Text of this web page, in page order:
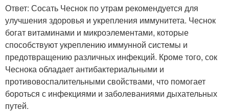
Ответ: Сосать Чеснок по утрам рекомендуется для
улучшения здоровья и укрепления иммунитета. Чеснок
богат витаминами и микроэлементами, которые
способствуют укреплению иммунной системы и
предотвращению различных инфекций. Кроме того, сок
Чеснока обладает антибактериальными и
противовоспалительными свойствами, что помогает
бороться с инфекциями и заболеваниями дыхательных
путей.